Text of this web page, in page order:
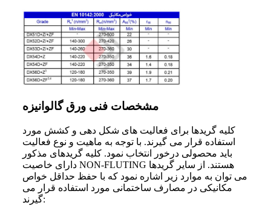
مشخصات فنی ورق گالوانیزه
کلیه گریدها برای فعالیت های شکل دهی و کشش مورد
استفاده قرار می گیرند. با توجه به ماهیت و نوع فعالیت
باید محصولی درخور انتخاب نمود. کلیه گریدهای مذکور
دارای خاصیت NON-FLUTING هستند. از سایر گریدها
می توان به موارد زیر اشاره نمود که با حفظ حداقل خواص
مکانیکی در مصارف ساختمانی مورد استفاده قرار می
گیرند: